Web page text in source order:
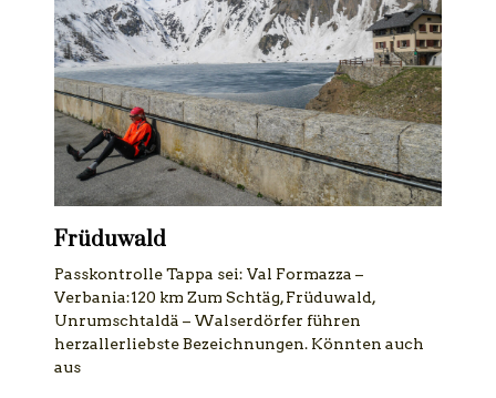
Früduwald
Passkontrolle Tappa sei: Val Formazza –
Verbania:120 km Zum Schtäg, Früduwald,
Unrumschtaldä – Walserdörfer führen
herzallerliebste Bezeichnungen. Könnten auch
aus